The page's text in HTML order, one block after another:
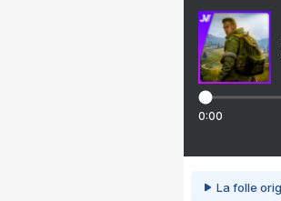
0:00
La folle